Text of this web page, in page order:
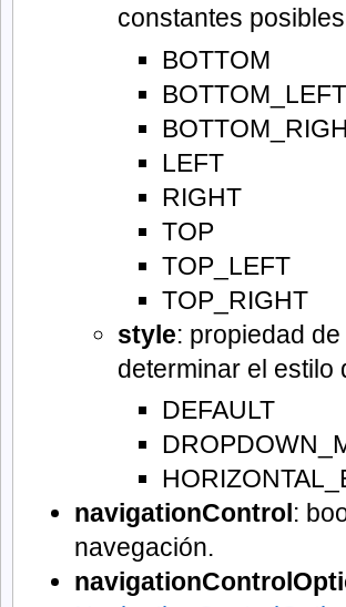
constantes
BOTTOM
BOTTOM_LEFT
LEFT
RIGHT
TOP
TOP_LEFT
TOP_RIGHT
style: propiedad de
determinar el estilo
DEFAULT
navigationControl:
navegación.